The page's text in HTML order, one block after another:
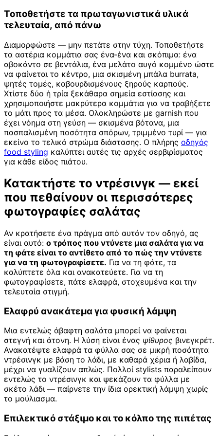
Τοποθετήστε τα πρωταγωνιστικά υλικά
τελευταία, από πάνω
Διαμορφώστε — μην πετάτε στην τύχη. Τοποθετήστε
τα αστέρια κομμάτια σας ένα-ένα και σκόπιμα: ένα
αβοκάντο σε βεντάλια, ένα μελάτο αυγό κομμένο ώστε
να φαίνεται το κέντρο, μια σκισμένη μπάλα burrata,
ψητές τομές, καβουρδισμένους ξηρούς καρπούς.
Χτίστε δύο ή τρία ξεκάθαρα σημεία εστίασης και
χρησιμοποιήστε μακρύτερα κομμάτια για να τραβήξετε
το μάτι προς τα μέσα. Ολοκληρώστε με garnish που
έχει νόημα στη γεύση — σκισμένα βότανα, μια
πασπαλισμένη ποσότητα σπόρων, τριμμένο τυρί — για
εκείνο το τελικό στρώμα διάστασης. Ο πλήρης οδηγός
food styling καλύπτει αυτές τις αρχές σερβιρίσματος
για κάθε είδος πιάτου.
Κατακτήστε το ντρέσινγκ — εκεί
που πεθαίνουν οι περισσότερες
φωτογραφίες σαλάτας
Αν κρατήσετε ένα πράγμα από αυτόν τον οδηγό, ας
είναι αυτό: ο τρόπος που ντύνετε μια σαλάτα για να
τη φάτε είναι το αντίθετο από το πώς την ντύνετε
για να τη φωτογραφίσετε. Για να τη φάτε, τα
καλύπτετε όλα και ανακατεύετε. Για να τη
φωτογραφίσετε, πάτε ελαφρά, στοχευμένα και την
τελευταία στιγμή.
Ελαφρύ ανακάτεμα για φυσική λάμψη
Μια εντελώς άβαφτη σαλάτα μπορεί να φαίνεται
στεγνή και άτονη. Η λύση είναι ένας ψίθυρος βινεγκρέτ.
Ανακατέψτε ελαφρά τα φύλλα σας σε μικρή ποσότητα
ντρέσινγκ με βάση το λάδι, με καθαρά χέρια ή λαβίδα,
μέχρι να γυαλίζουν απλώς. Πολλοί stylists παραλείπουν
εντελώς το ντρέσινγκ και ψεκάζουν τα φύλλα με
σκέτο λάδι — παίρνετε την ίδια ορεκτική λάμψη χωρίς
το μούλιασμα.
Επιλεκτικό στάξιμο και το κόλπο της πιπέτας